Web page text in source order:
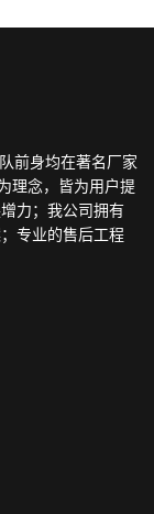
前身均在著名厂家
理念，皆为用户提
力；我公司拥有
专业的售后工程